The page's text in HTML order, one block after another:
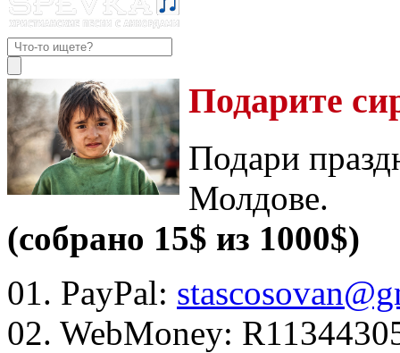
Подарите
Подари
Молдове.
(собрано 15$ из 1000$)
01. PayPal:
02. WebMoney: